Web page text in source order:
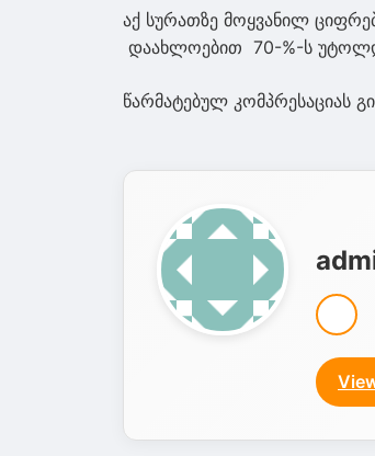
აქ სურათზე მოყვანილ
დაახლოებით 70-%-ს
წარმატებულ კომპრესაციას